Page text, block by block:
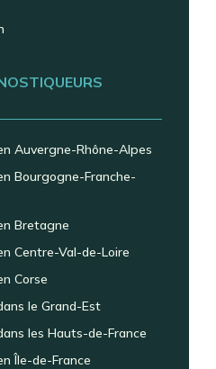
Auvergne-Rhône-Alpes
Bourgogne-Franche-
Bretagne
Centre-Val-de-Loire
Corse
le Grand-Est
les Hauts-de-France
Île-de-France